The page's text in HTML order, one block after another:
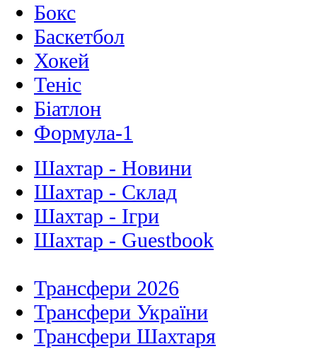
Бокс
Баскетбол
Хокей
Теніс
Біатлон
Формула-1
Шахтар - Новини
Шахтар - Склад
Шахтар - Ігри
Шахтар - Guestbook
Трансфери 2026
Трансфери України
Трансфери Шахтаря